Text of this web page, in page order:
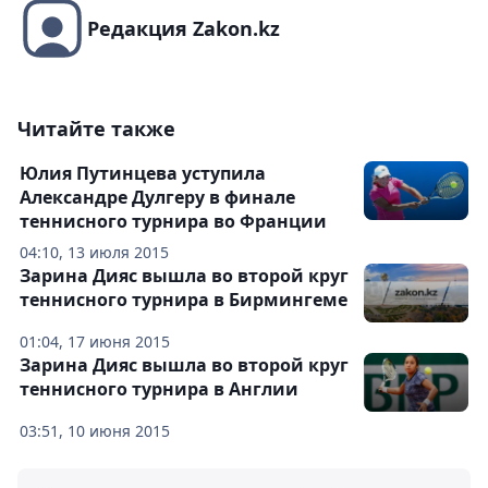
Редакция Zakon.kz
Читайте также
04:10, 13 июля 2015
Юлия Путинцева уступила
Александре Дулгеру в финале
теннисного турнира во Франции
01:04, 17 июня 2015
Зарина Дияс вышла во второй круг
теннисного турнира в Бирмингеме
03:51, 10 июня 2015
Зарина Дияс вышла во второй круг
теннисного турнира в Англии